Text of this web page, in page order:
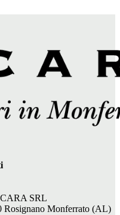
SRL
Rosignano Monferrato (AL)